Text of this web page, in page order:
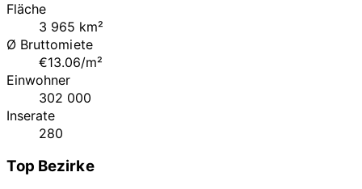
Fläche
3 965 km²
Ø Bruttomiete
€13.06/m²
Einwohner
302 000
Inserate
280
Top Bezirke